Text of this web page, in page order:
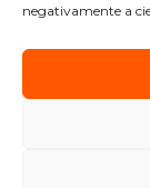
negativamente a